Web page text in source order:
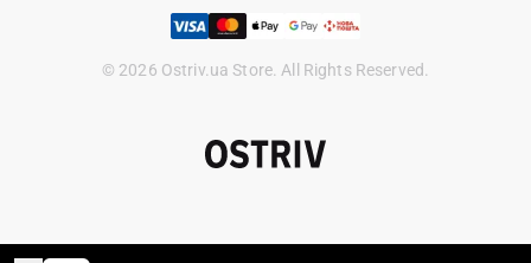
© 2026 Ostriv.ua Store. All Rights Reserved.